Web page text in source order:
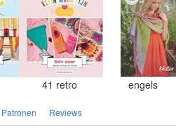
41 retro engels
Patronen Reviews